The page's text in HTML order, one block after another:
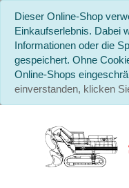
Dieser Online-Shop
Einkaufserlebnis. Dabei
Informationen oder die
gespeichert. Ohne
Online-Shops
einverstanden, klicken